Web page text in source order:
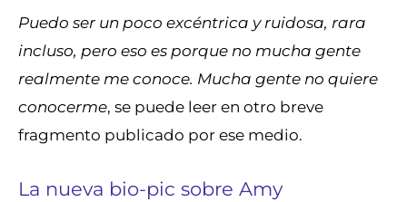
Puedo ser un poco excéntrica y ruidosa, rara
incluso, pero eso es porque no mucha gente
realmente me conoce. Mucha gente no quiere
conocerme, se puede leer en otro breve
fragmento publicado por ese medio.
La nueva bio-pic sobre Amy